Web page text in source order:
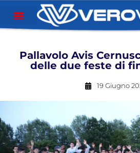
Pallavolo Avis
delle due feste di
19 Giugno